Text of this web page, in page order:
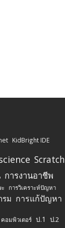
KidBright IDE
Scratch
การงานอาชีพ
การวิเคราะห์ปัญหา
รม การแก้ปัญหา
คอมพิวเตอร์ ป.1 ป.2